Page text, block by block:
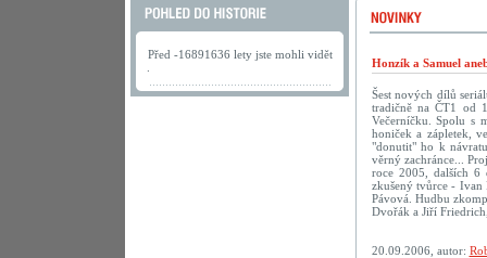
Před -16891636 lety jste mohli vidět
Honzík a Samuel
Šest nových dílů
tradičně na ČT1 od
Večerníčku. Spolu s
honiček a zápletek,
"donutit" ho k
věrný zachránce...
roce 2005, dalších 6
zkušený tvůrce - Ivan
Pávová. Hudbu
Dvořák a Jiří
20.09.2006, autor: